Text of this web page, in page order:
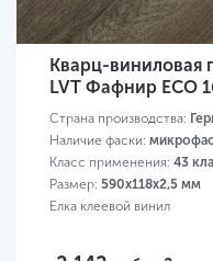
Кварц-виниловая
LVT Фафнир ECO
Страна производства:
Наличие фаски:
Класс применения: 43
Размер: 590х118х2,5 мм
Елка клеевой винил